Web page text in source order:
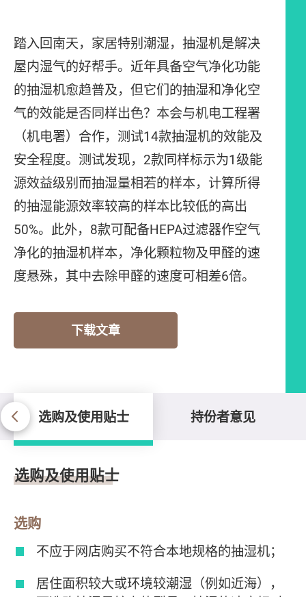
踏入回南天，家居特别潮湿，抽湿机是解决
屋内湿气的好帮手。近年具备空气净化功能
的抽湿机愈趋普及，但它们的抽湿和净化空
气的效能是否同样出色？本会与机电工程署
（机电署）合作，测试14款抽湿机的效能及
安全程度。测试发现，2款同样标示为1级能
源效益级别而抽湿量相若的样本，计算所得
的抽湿能源效率较高的样本比较低的高出
50%。此外，8款可配备HEPA过滤器作空气
净化的抽湿机样本，净化颗粒物及甲醛的速
度悬殊，其中去除甲醛的速度可相差6倍。
下载文章
选购及使用贴士 持份者意见
选购及使用贴士
选购及使用贴士
选购
不应于网店购买不符合本地规格的抽湿机；
居住面积较大或环境较潮湿（例如近海），